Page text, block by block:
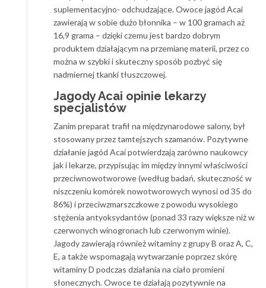
suplementacyjno- odchudzające. Owoce jagód Acai
zawierają w sobie dużo błonnika – w 100 gramach aż
16,9 grama – dzięki czemu jest bardzo dobrym
produktem działającym na przemianę materii, przez co
można w szybki i skuteczny sposób pozbyć się
nadmiernej tkanki tłuszczowej.
Jagody Acai opinie lekarzy
specjalistów
Zanim preparat trafił na międzynarodowe salony, był
stosowany przez tamtejszych szamanów. Pozytywne
działanie jagód Acai potwierdzają zarówno naukowcy
jak i lekarze, przypisując im między innymi właściwości
przeciwnowotworowe (według badań, skuteczność w
niszczeniu komórek nowotworowych wynosi od 35 do
86%) i przeciwzmarszczkowe z powodu wysokiego
stężenia antyoksydantów (ponad 33 razy większe niż w
czerwonych winogronach lub czerwonym winie).
Jagody zawierają również witaminy z grupy B oraz A, C,
E, a także wspomagają wytwarzanie poprzez skórę
witaminy D podczas działania na ciało promieni
słonecznych. Owoce te działają pozytywnie na